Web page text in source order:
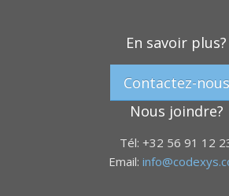
En savoir plus?
Contactez-nous
Nous joindre?
Tél: +32 56 91 12
Email: